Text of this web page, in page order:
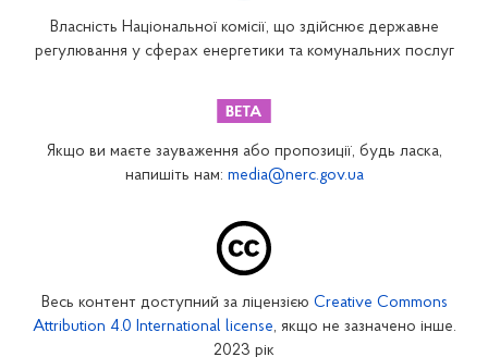
Власність Національної комісії, що здійснює державне
регулювання у сферах енергетики та комунальних послуг
Якщо ви маєте зауваження або пропозиції, будь ласка,
напишіть нам: media@nerc.gov.ua
Весь контент доступний за ліцензією Creative Commons
Attribution 4.0 International license, якщо не зазначено інше.
2023 рік